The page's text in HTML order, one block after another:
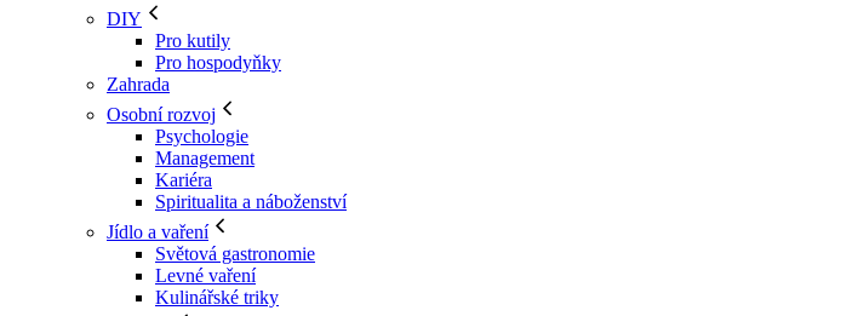
DIY
Pro kutily
Pro hospodyňky
Zahrada
Osobní rozvoj
Psychologie
Management
Kariéra
Spiritualita a náboženství
Jídlo a vaření
Světová gastronomie
Levné vaření
Kulinářské triky